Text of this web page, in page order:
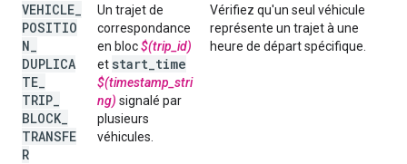
VEHICLE
POSITIO
N
DUPLICA
TE
TRIP
BLOCK
TRANSFE
R
Un trajet de
correspondance
en bloc$(trip_id)
et start time
$(timestamp_stri
ng) signalé par
plusieurs
véhicules.
Vérifiez qu'un seul véhicule
représente un trajet à une
heure de départ spécifique.